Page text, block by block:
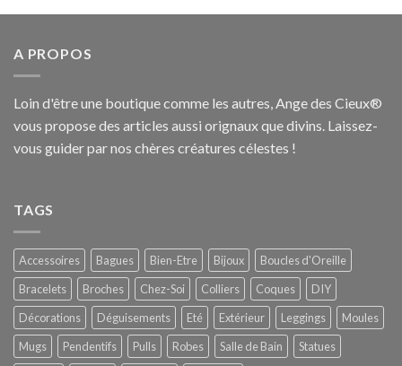
A PROPOS
Loin d'être une boutique comme les autres, Ange des Cieux®
vous propose des articles aussi orignaux que divins. Laissez-
vous guider par nos chères créatures célestes !
TAGS
Accessoires Bagues Bien-Etre Bijoux
Boucles d'Oreille
Bracelets
Broches Chez-Soi Colliers Coques
DIY
Décorations
Déguisements Eté Extérieur Leggings
Moules
Mugs
Pendentifs Pulls Robes Salle de Bain
Statues